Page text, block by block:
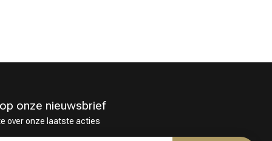
onze nieuwsbrief
over onze laatste acties